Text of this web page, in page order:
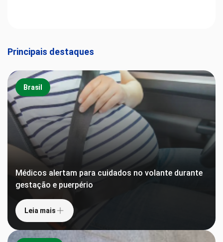
Principais destaques
Brasil
Médicos alertam para cuidados no volante durante
gestação e puerpério
Leia mais